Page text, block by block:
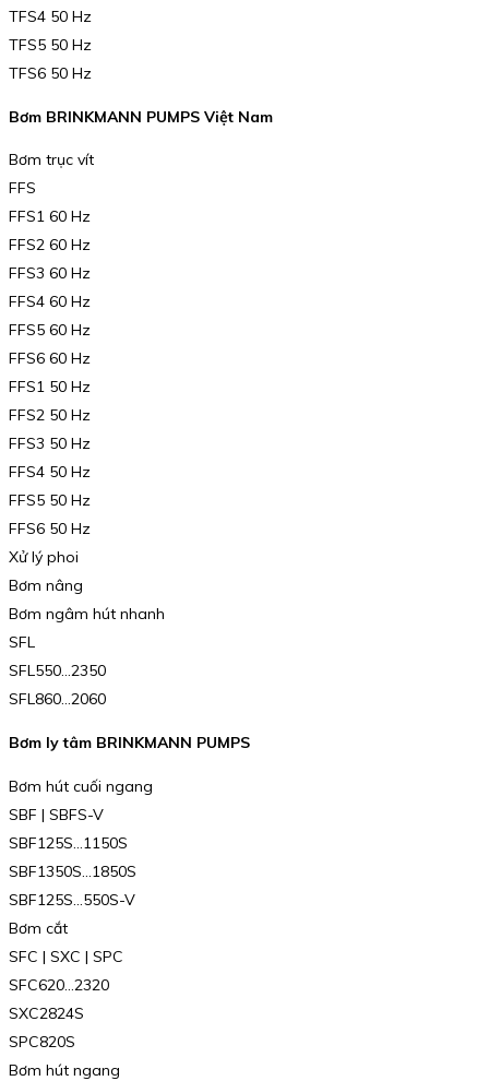
TFS4 50 Hz
TFS5 50 Hz
TFS6 50 Hz
Bơm BRINKMANN PUMPS Việt Nam
Bơm trục vít
FFS
FFS1 60 Hz
FFS2 60 Hz
FFS3 60 Hz
FFS4 60 Hz
FFS5 60 Hz
FFS6 60 Hz
FFS1 50 Hz
FFS2 50 Hz
FFS3 50 Hz
FFS4 50 Hz
FFS5 50 Hz
FFS6 50 Hz
Xử lý phoi
Bơm nâng
Bơm ngâm hút nhanh
SFL
SFL550…2350
SFL860…2060
Bơm ly tâm BRINKMANN PUMPS
Bơm hút cuối ngang
SBF | SBFS-V
SBF125S…1150S
SBF1350S…1850S
SBF125S…550S-V
Bơm cắt
SFC | SXC | SPC
SFC620…2320
SXC2824S
SPC820S
Bơm hút ngang